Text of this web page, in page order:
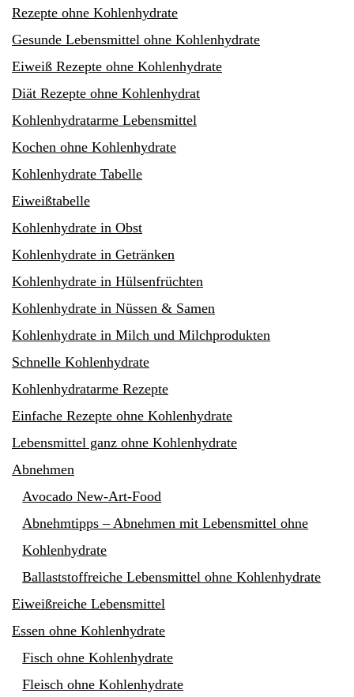
Rezepte ohne Kohlenhydrate
Gesunde Lebensmittel ohne Kohlenhydrate
Eiweiß Rezepte ohne Kohlenhydrate
Diät Rezepte ohne Kohlenhydrat
Kohlenhydratarme Lebensmittel
Kochen ohne Kohlenhydrate
Kohlenhydrate Tabelle
Eiweißtabelle
Kohlenhydrate in Obst
Kohlenhydrate in Getränken
Kohlenhydrate in Hülsenfrüchten
Kohlenhydrate in Nüssen & Samen
Kohlenhydrate in Milch und Milchprodukten
Schnelle Kohlenhydrate
Kohlenhydratarme Rezepte
Einfache Rezepte ohne Kohlenhydrate
Lebensmittel ganz ohne Kohlenhydrate
Abnehmen
Avocado New-Art-Food
Abnehmtipps – Abnehmen mit Lebensmittel ohne
Kohlenhydrate
Ballaststoffreiche Lebensmittel ohne Kohlenhydrate
Eiweißreiche Lebensmittel
Essen ohne Kohlenhydrate
Fisch ohne Kohlenhydrate
Fleisch ohne Kohlenhydrate